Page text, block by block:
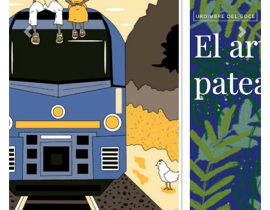
Previous Next